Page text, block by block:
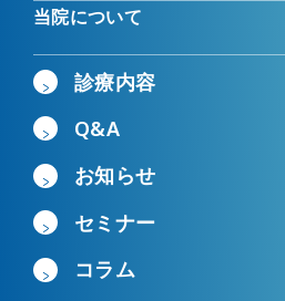
当院について
診療内容
Q&A
お知らせ
セミナー
コラム